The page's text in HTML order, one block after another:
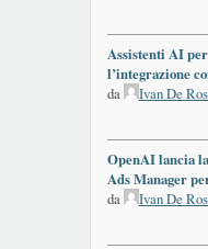
Assistenti AI
l’integrazione
da
Ivan De
OpenAI lancia
Ads Manager
da
Ivan De